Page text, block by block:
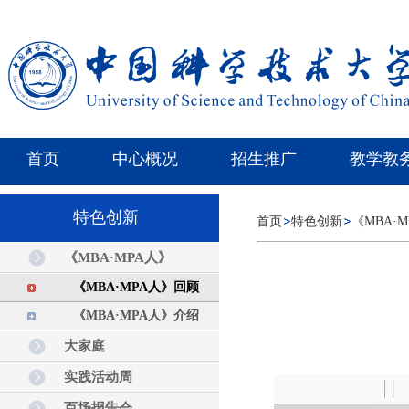
首页 中心概况 招生推广 教学教
特色创新
《MBA·MPA人》
《MBA·MPA人》回顾
《MBA·MPA人》介绍
大家庭
实践活动周
首页 特色创新 《